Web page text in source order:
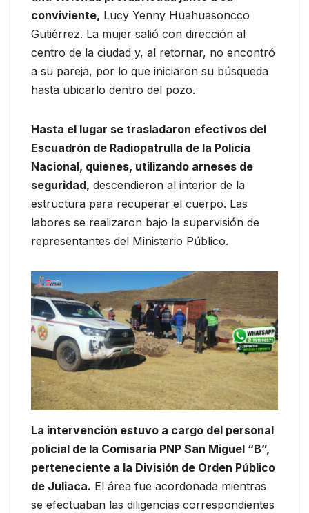
conviviente, Lucy Yenny Huahuasoncco
Gutiérrez. La mujer salió con dirección al
centro de la ciudad y, al retornar, no encontró
a su pareja, por lo que iniciaron su búsqueda
hasta ubicarlo dentro del pozo.
Hasta el lugar se trasladaron efectivos del
Escuadrón de Radiopatrulla de la Policía
Nacional, quienes, utilizando arneses de
seguridad, descendieron al interior de la
estructura para recuperar el cuerpo. Las
labores se realizaron bajo la supervisión de
representantes del Ministerio Público.
La intervención estuvo a cargo del personal
policial de la Comisaría PNP San Miguel “B”,
perteneciente a la División de Orden Público
de Juliaca. El área fue acordonada mientras
se efectuaban las diligencias correspondientes